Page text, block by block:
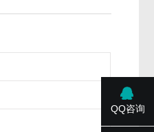
QQ咨询